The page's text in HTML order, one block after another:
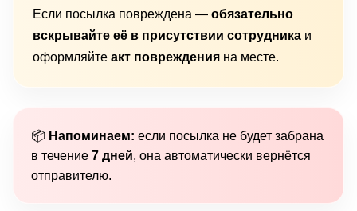
Если посылка повреждена — обязательно
вскрывайте её в присутствии сотрудника и
оформляйте акт повреждения на месте.
📦 Напоминаем: если посылка не будет забрана
в течение 7 дней, она автоматически вернётся
отправителю.